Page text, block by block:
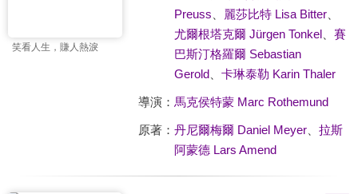
笑看人生，賺人熱淚
Preuss
麗莎比特 Lisa Bitter、
尤爾根塔克爾 Jürgen Tonkel、 賽
巴斯汀格羅爾 Sebastian
Gerold、 卡琳泰勒 Karin Thaler
導演： 馬克侯特蒙 Marc Rothemund
原著： 丹尼爾梅爾 Daniel Meyer、 拉斯
阿蒙德 Lars Amend